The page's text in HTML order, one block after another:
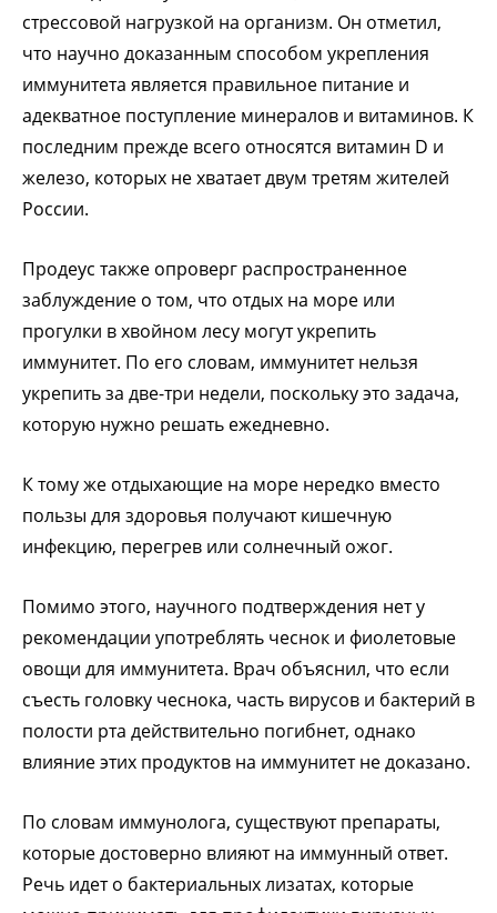
стрессовой нагрузкой на организм. Он отметил,
что научно доказанным способом укрепления
иммунитета является правильное питание и
адекватное поступление минералов и витаминов. К
последним прежде всего относятся витамин D и
железо, которых не хватает двум третям жителей
России.
Продеус также опроверг распространенное
заблуждение о том, что отдых на море или
прогулки в хвойном лесу могут укрепить
иммунитет. По его словам, иммунитет нельзя
укрепить за две-три недели, поскольку это задача,
которую нужно решать ежедневно.
К тому же отдыхающие на море нередко вместо
пользы для здоровья получают кишечную
инфекцию, перегрев или солнечный ожог.
Помимо этого, научного подтверждения нет у
рекомендации употреблять чеснок и фиолетовые
овощи для иммунитета. Врач объяснил, что если
съесть головку чеснока, часть вирусов и бактерий в
полости рта действительно погибнет, однако
влияние этих продуктов на иммунитет не доказано.
По словам иммунолога, существуют препараты,
которые достоверно влияют на иммунный ответ.
Речь идет о бактериальных лизатах, которые